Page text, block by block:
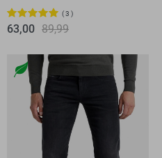
3
63,00 89,99